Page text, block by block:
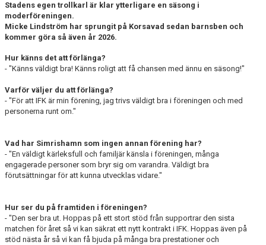
Stadens egen trollkarl är klar ytterligare en säsong i
moderföreningen.
Micke Lindström har sprungit på Korsavad sedan barnsben och
kommer göra så även år 2026.
Hur känns det att förlänga?
- "Känns väldigt bra! Känns roligt att få chansen med ännu en säsong!"
Varför väljer du att förlänga?
- "För att IFK är min förening, jag trivs väldigt bra i föreningen och med
personerna runt om."
Vad har Simrishamn som ingen annan förening har?
- "En väldigt kärleksfull och familjär känsla i föreningen, många
engagerade personer som bryr sig om varandra. Väldigt bra
förutsättningar för att kunna utvecklas vidare."
Hur ser du på framtiden i föreningen?
- "Den ser bra ut. Hoppas på ett stort stöd från supportrar den sista
matchen för året så vi kan säkrat ett nytt kontrakt i IFK. Hoppas även på
stöd nästa år så vi kan få bjuda på många bra prestationer och